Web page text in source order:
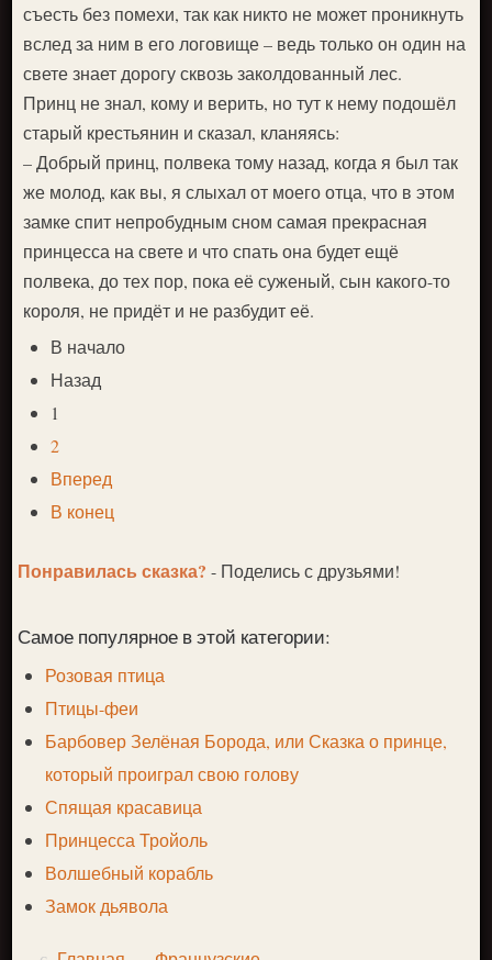
съесть без помехи, так как никто не может проникнуть
вслед за ним в его логовище – ведь только он один на
свете знает дорогу сквозь заколдованный лес.
Принц не знал, кому и верить, но тут к нему подошёл
старый крестьянин и сказал, кланяясь:
– Добрый принц, полвека тому назад, когда я был так
же молод, как вы, я слыхал от моего отца, что в этом
замке спит непробудным сном самая прекрасная
принцесса на свете и что спать она будет ещё
полвека, до тех пор, пока её суженый, сын какого-то
короля, не придёт и не разбудит её.
В начало
Назад
1
2
Вперед
В конец
Понравилась сказка?- Поделись с друзьями!
Самое популярное в этой категории:
Розовая птица
Птицы-феи
Барбовер Зелёная Борода, или Сказка о принце,
который проиграл свою голову
Спящая красавица
Принцесса Тройоль
Волшебный корабль
Замок дьявола